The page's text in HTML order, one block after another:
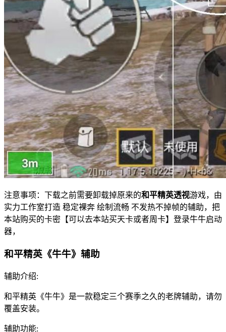
注意事项：下载之前需要卸载掉原来的和平精英透视游戏，由
实力工作室打造 稳定裸奔 绘制流畅 不发热不掉帧的辅助，把
本站购买的卡密【可以去本站买天卡或者周卡】登录牛牛启动
器，
和平精英《牛牛》辅助
辅助介绍:
和平精英《牛牛》是一款稳定三个赛季之久的老牌辅助，请勿
覆盖安装。
辅助功能: